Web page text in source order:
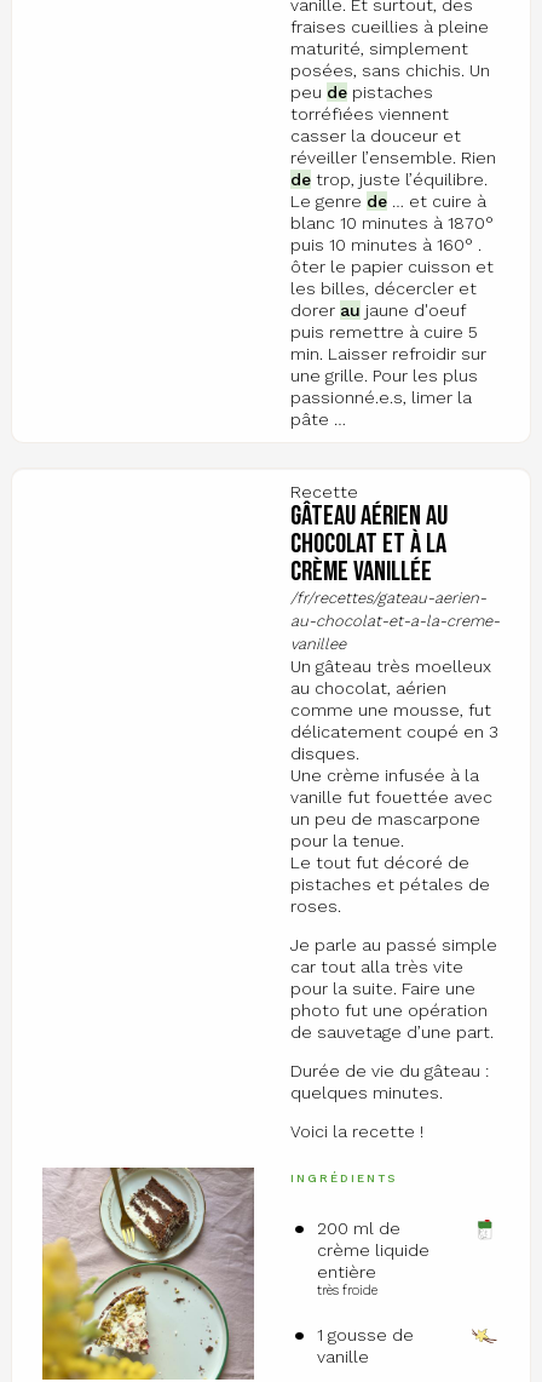
vanille. Et surtout, des
fraises cueillies à pleine
maturité, simplement
posées, sans chichis. Un
peu depistaches
torréfiées viennent
casser la douceur et
réveiller l’ensemble. Rien
detrop, juste l’équilibre.
Le genre de… et cuire à
blanc 10 minutes à 1870°
puis 10 minutes à 160° .
ôter le papier cuisson et
les billes, décercler et
dorer au jaune d'oeuf
puis remettre à cuire 5
min. Laisser refroidir sur
une grille. Pour les plus
passionné.e.s, limer la
pâte …
Recette
gâteau aérien au
chocolat et à la
crème vanillée
/fr/recettes/gateau-aerien-
au-chocolat-et-a-la-creme-
vanillee
Un gâteau très moelleux
au chocolat, aérien
comme une mousse, fut
délicatement coupé en 3
disques.
Une crème infusée à la
vanille fut fouettée avec
un peu de mascarpone
pour la tenue.
Le tout fut décoré de
pistaches et pétales de
roses.
Je parle au passé simple
car tout alla très vite
pour la suite. Faire une
photo fut une opération
de sauvetage d’une part.
Durée de vie du gâteau :
quelques minutes.
Voici la recette !
INGRÉDIENTS
200 ml de
crème liquide
entière
très froide
1 gousse de
vanille